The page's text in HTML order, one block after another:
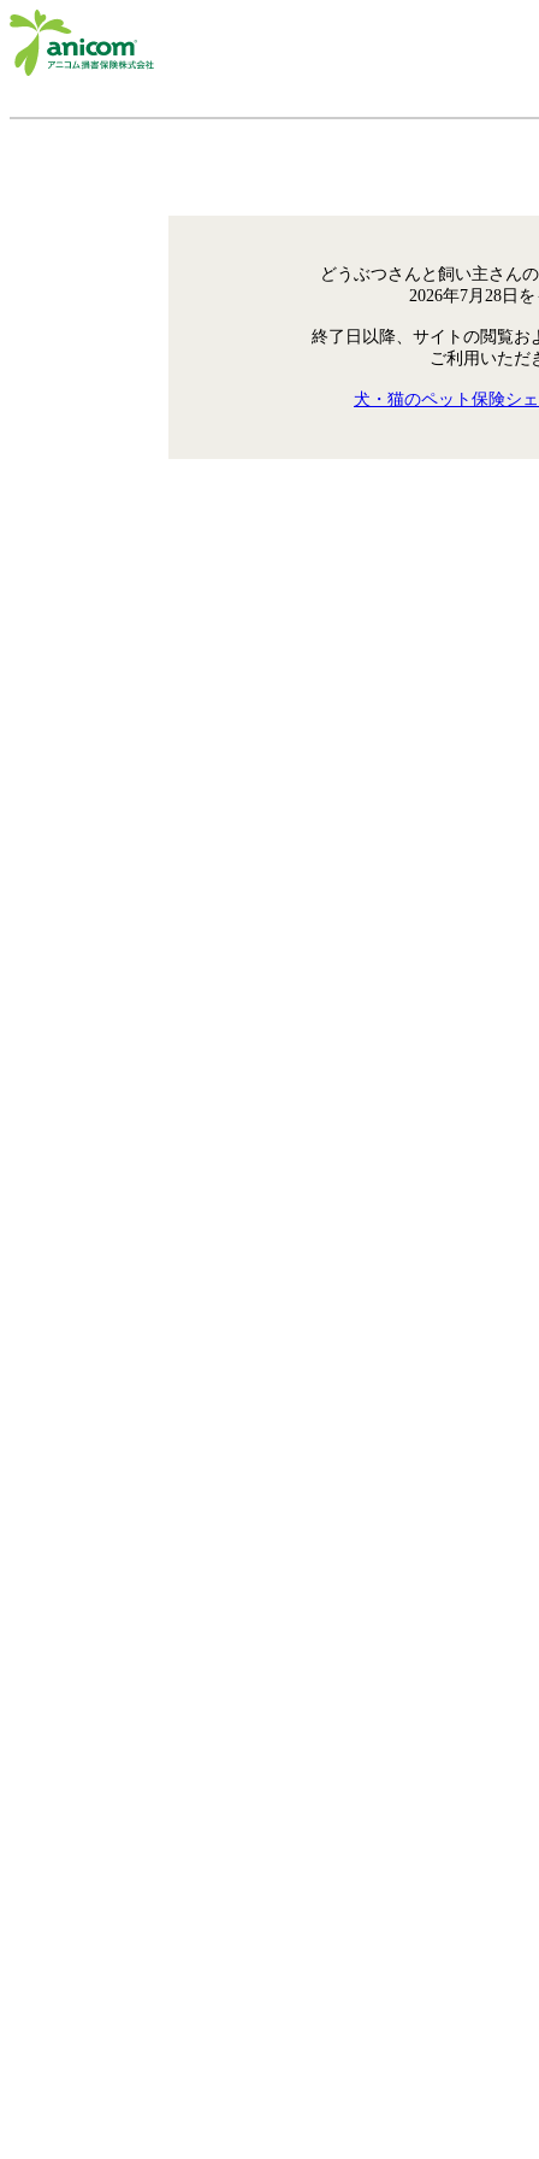
どうぶつさんと飼い主さん
2026年7月28日
終了日以降、サイトの閲覧お
ご利用いただ
犬・猫のペット保険シ